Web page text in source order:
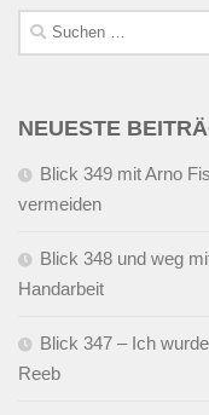
Suchen
nach:
NEUESTE
Blick 349 mit Arno
vermeiden
Blick 348 und weg
Handarbeit
Blick 347 – Ich
Reeb